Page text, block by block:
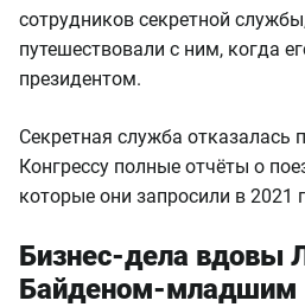
сотрудников секретной
путешествовали с ним, когда
президентом.
Секретная служба отказалась
Конгрессу полные отчёты о
которые они запросили в 2021
Бизнес-дела вдовы
Байденом-младшим